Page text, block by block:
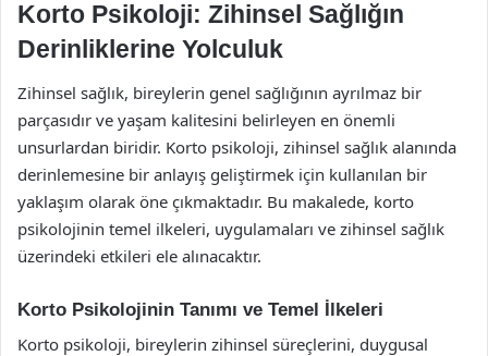
Korto Psikoloji: Zihinsel Sağlığın
Derinliklerine Yolculuk
Zihinsel sağlık, bireylerin genel sağlığının ayrılmaz bir
parçasıdır ve yaşam kalitesini belirleyen en önemli
unsurlardan biridir. Korto psikoloji, zihinsel sağlık alanında
derinlemesine bir anlayış geliştirmek için kullanılan bir
yaklaşım olarak öne çıkmaktadır. Bu makalede, korto
psikolojinin temel ilkeleri, uygulamaları ve zihinsel sağlık
üzerindeki etkileri ele alınacaktır.
Korto Psikolojinin Tanımı ve Temel İlkeleri
Korto psikoloji, bireylerin zihinsel süreçlerini, duygusal